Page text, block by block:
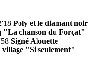
Poly et le diamant noir
"La chanson du Forçat"
Signé Alouette
village "Si seulement"